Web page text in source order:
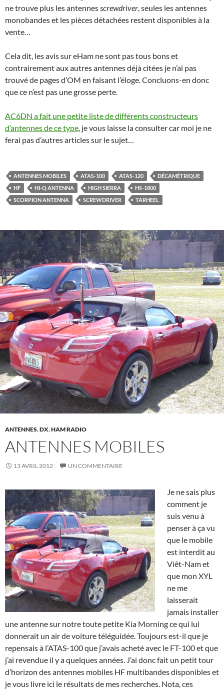
ne trouve plus les antennesscrewdriver, seules les antennes
monobandes et les pièces détachées restent disponibles à la
vente…
Cela dit, les avis sur eHam ne sont pas tous bons et
contrairement aux autres antennes déjà citées je n’ai pas
trouvé de pages d’OM en faisant l’éloge. Concluons-en donc
que ce n’est pas une grosse perte.
AC6DN a fait une petite liste de différents constructeurs
d’antennes de ce type, je vous laisse la consulter car moi je ne
ferai pas d’autres articles sur le sujet…
ANTENNES MOBILES ATAS-100 ATAS-120
DÉCAMÉTRIQUE
HF
HI-Q ANTENNA HIGH SIERRA
HS-1800
SCORPION ANTENNA
SCREWDRIVER TARHEEL
ANTENNES,DX,HAM RADIO
ANTENNES MOBILES
13 AVRIL 2012 UN COMMENTAIRE
Je ne sais plus
comment je
suis venu à
penser à ça vu
que le mobile
est interdit au
Viêt-Nam et
que mon XYL
ne me
laisserait
jamais installer
une antenne sur notre toute petite Kia Morning ce qui lui
donnerait un air de voiture téléguidée. Toujours est-il que je
repensais à l’ATAS-100 que j’avais acheté avec le FT-100 et que
j’ai revendue il y a quelques années. J’ai donc fait un petit tour
d’horizon des antennes mobiles HF multibandes disponibles et
je vous livre ici le résultats de mes recherches. Nota, ces